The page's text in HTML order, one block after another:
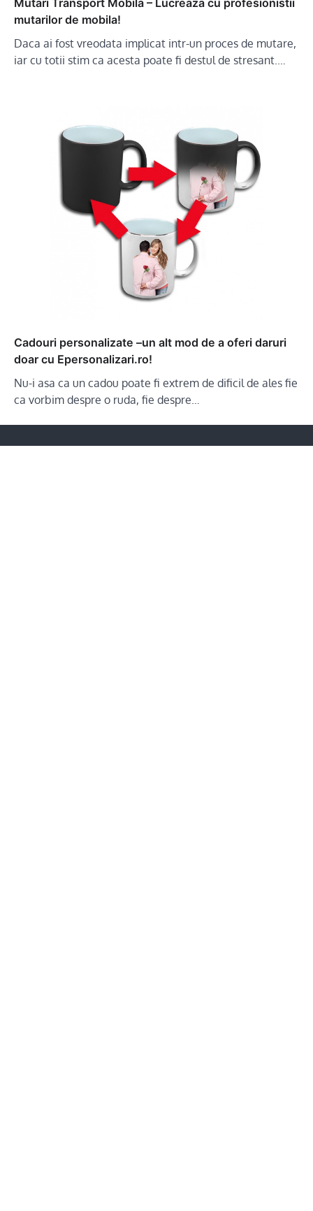
mutarilor de mobila!
Daca ai fost vreodata implicat intr-un proces de mutare,
iar cu totii stim ca acesta poate fi destul de stresant.…
Cadouri personalizate –un alt mod de a oferi daruri
doar cu Epersonalizari.ro!
Nu-i asa ca un cadou poate fi extrem de dificil de ales fie
ca vorbim despre o ruda, fie despre…